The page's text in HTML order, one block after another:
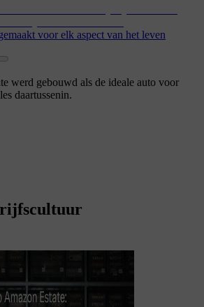
voor elk aspect van het leven
werd gebouwd als de ideale auto voor
daartussenin.